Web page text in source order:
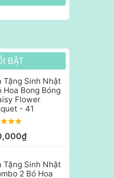
BẬT
Tặng Sinh Nhật
Hoa Bong Bóng
Flower
- 41
Tặng Sinh Nhật
2 Bó Hoa